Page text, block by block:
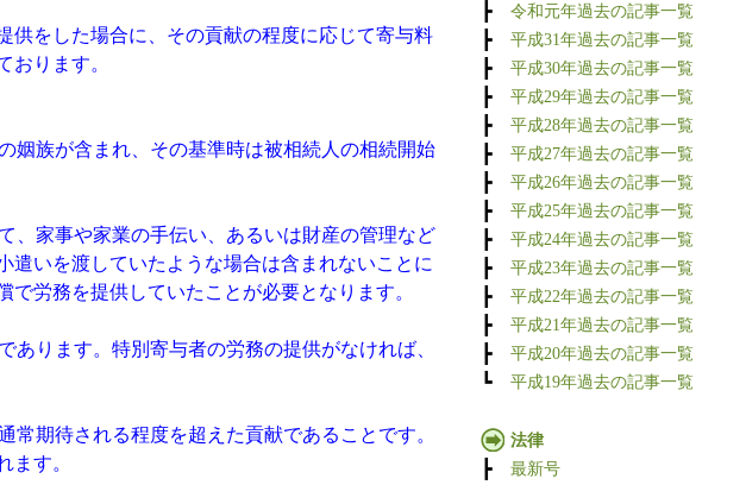
をした場合に、その貢献の程度に応じて寄与料
おります。
族が含まれ、その基準時は被相続人の相続開始
家事や家業の手伝い、あるいは財産の管理など
遣いを渡していたような場合は含まれないことに
労務を提供していたことが必要となります。
ります。特別寄与者の労務の提供がなければ、
期待される程度を超えた貢献であることです。
ます。
┣ 令和元年過去の記事一覧
┣ 平成31年過去の記事一覧
┣ 平成30年過去の記事一覧
┣ 平成29年過去の記事一覧
┣ 平成28年過去の記事一覧
┣ 平成27年過去の記事一覧
┣ 平成26年過去の記事一覧
┣ 平成25年過去の記事一覧
┣ 平成24年過去の記事一覧
┣ 平成23年過去の記事一覧
┣ 平成22年過去の記事一覧
┣ 平成21年過去の記事一覧
┣ 平成20年過去の記事一覧
┗ 平成19年過去の記事一覧
法律
┣ 最新号